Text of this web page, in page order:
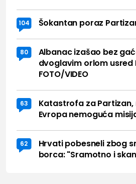
104 Šokantan poraz
80
Albanac izašao bez
dvoglavim orlom usred
FOTO/VIDEO
63
Katastrofa za Partizan,
Evropa nemoguća
62
Hrvati pobesneli zbog
borca: "Sramotno i